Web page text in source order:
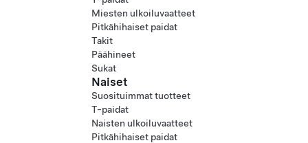
Miesten ulkoiluvaatteet
Pitkähihaiset paidat
Takit
Päähineet
Sukat
Naiset
Suosituimmat tuotteet
T-paidat
Naisten ulkoiluvaatteet
Pitkähihaiset paidat